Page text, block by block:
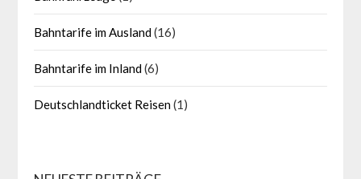
Bahntarife im Ausland(16)
Bahntarife im Inland(6)
Deutschlandticket Reisen(1)